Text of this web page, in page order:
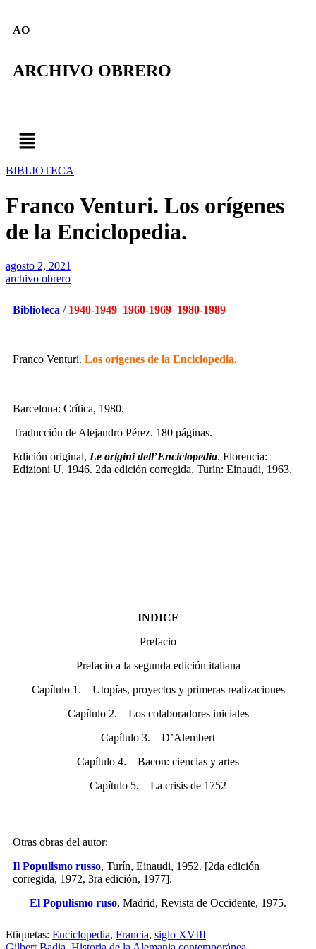
AO
ARCHIVO OBRERO
BIBLIOTECA
Franco Venturi. Los orígenes
de la Enciclopedia.
agosto 2, 2021
archivo obrero
Biblioteca / 1940-1949 1960-1969 1980-1989
Franco Venturi. Los orígenes de la Enciclopedia.
Barcelona: Crítica, 1980.
Traducción de Alejandro Pérez. 180 páginas.
Edición original, Le origini dell’Enciclopedia. Florencia:
Edizioni U, 1946. 2da edición corregida, Turín: Einaudi, 1963.
INDICE
Prefacio
Prefacio a la segunda edición italiana
Capítulo 1. – Utopías, proyectos y primeras realizaciones
Capítulo 2. – Los colaboradores iniciales
Capítulo 3. – D’Alembert
Capítulo 4. – Bacon: ciencias y artes
Capítulo 5. – La crisis de 1752
Otras obras del autor:
Il Populismo russo, Turín, Einaudi, 1952. [2da edición
corregida, 1972, 3ra edición, 1977].
El Populismo ruso, Madrid, Revista de Occidente, 1975.
Etiquetas: Enciclopedia, Francia, siglo XVIII